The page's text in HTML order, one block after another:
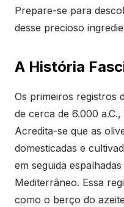
Prepare-se para
desse precioso
A História
Os primeiros registros
de cerca de 6.000
Acredita-se que as
domesticadas e
em seguida
Mediterrâneo. Essa
como o berço do